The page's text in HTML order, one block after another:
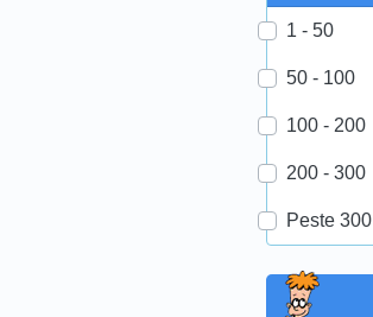
1 - 50
50 - 100
100 - 200
200 - 300
Peste 300